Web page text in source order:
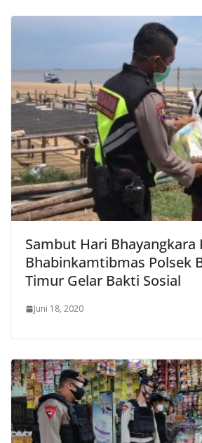
Sambut Hari Bhayangkara
Bhabinkamtibmas Polsek
Timur Gelar Bakti Sosial
Juni 18, 2020